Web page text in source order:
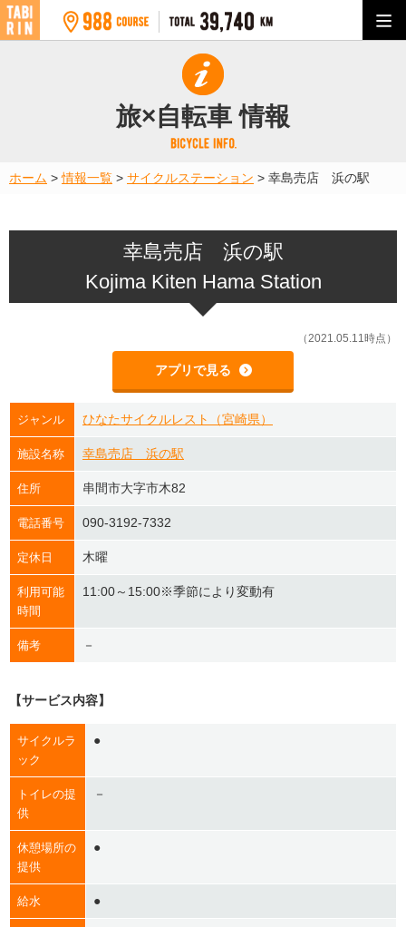
旅×自転車 情報
ホーム >情報一覧 > サイクルステーション > 幸島売店 浜の駅
幸島売店 浜の駅
Kojima Kiten Hama Station
（2021.05.11時点）
アプリで見る
ジャンル ひなたサイクルレスト（宮崎県）
施設名称 幸島売店 浜の駅
住所 串間市大字市木82
電話番号 090-3192-7332
定休日 木曜
利用可能
時間
11:00～15:00※季節により変動有
備考 －
【サービス内容】
サイクルラ
ック
●
トイレの提
供
－
休憩場所の
提供
●
給水 ●